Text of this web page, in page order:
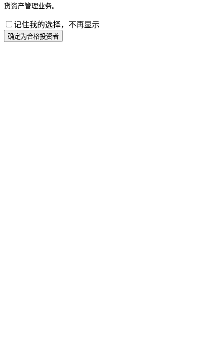
货资产管理业务。
记住我的选择，不再显示
确定为合格投资者